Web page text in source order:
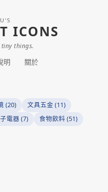
ICONS
things.
明 關於
(20)
文具五金 (11)
電器 (7) 食物飲料 (51)